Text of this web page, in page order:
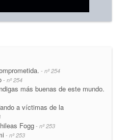
- nº 254
- nº 254
más buenas de este mundo.
a víctimas de la
Fogg - nº 253
- nº 253